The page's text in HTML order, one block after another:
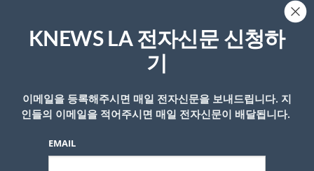
자 클레멘트가 안타를 치고 나간 뒤 도루까지
성공하며 무사 2루 밥상을 차렸고, 후속 안드레
스 히메네스의 적시타로 다시 4-2로 점수 차를
위기에 몰린 다저스는 8회초 1사에 먼시가 불펜
으로 등판한 트레이 예새비지를 상대로 솔로포
를 때리며 마지막까지 추격의 불씨를 살렸다.
KNEWS LA 전자신문 신청하
기
이메일을 등록해주시면 매일 전자신문을 보내드립니다. 지
인들의 이메일을 적어주시면 매일 전자신문이 배달됩니다.
EMAIL